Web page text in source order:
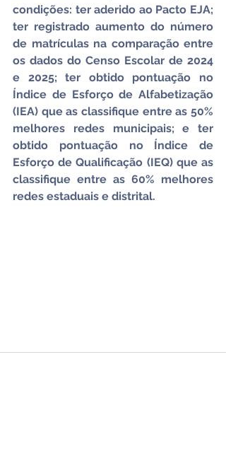
condições: ter aderido ao Pacto EJA;
ter registrado aumento do número
de matrículas na comparação entre
os dados do Censo Escolar de 2024
e 2025; ter obtido pontuação no
Índice de Esforço de Alfabetização
(IEA) que as classifique entre as 50%
melhores redes municipais; e ter
obtido pontuação no Índice de
Esforço de Qualificação (IEQ) que as
classifique entre as 60% melhores
redes estaduais e distrital.